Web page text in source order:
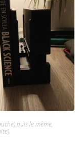
puis le même,